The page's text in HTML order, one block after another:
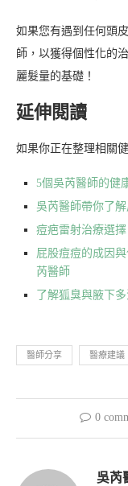
如果您有遇到任何頭
師，以獲得個性化的
麗髮量的基礎！
延伸閱讀
如果你正在整理相關
5個吳芮醫師的健
吳芮醫師帶你了
痘疤雷射治療選
屁股痘痘的成因
芮醫師
了解狐臭與腋下
醫師分享 醫療建議
0
吳芮